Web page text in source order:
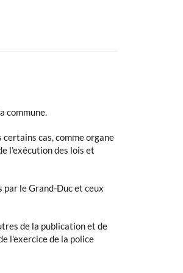
commune.
cas, comme organe
l'exécution des lois et
par le Grand-Duc et ceux
de la publication et de
l'exercice de la police